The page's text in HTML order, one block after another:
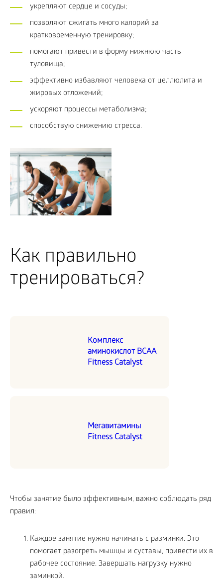
укрепляют сердце и сосуды;
позволяют сжигать много калорий за
кратковременную тренировку;
помогают привести в форму нижнюю часть
туловища;
эффективно избавляют человека от целлюлита и
жировых отложений;
ускоряют процессы метаболизма;
способствую снижению стресса.
Как правильно
тренироваться?
Комплекс
аминокислот BCAA
Fitness Catalyst
Мегавитамины
Fitness Catalyst
Чтобы занятие было эффективным, важно соблюдать ряд
правил:
Каждое занятие нужно начинать с разминки. Это
помогает разогреть мышцы и суставы, привести их в
рабочее состояние. Завершать нагрузку нужно
заминкой.